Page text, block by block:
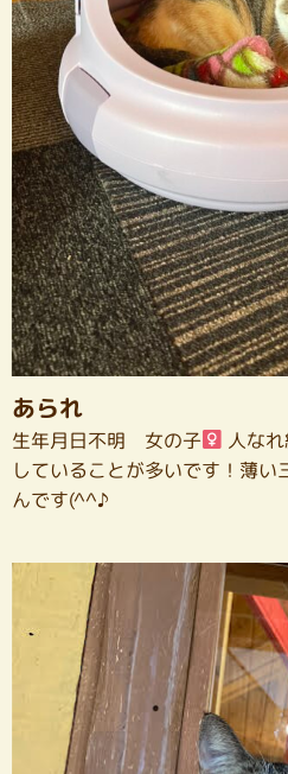
あられ
生年月日不明 女の子 人な
していることが多いです！薄
んです(^^♪